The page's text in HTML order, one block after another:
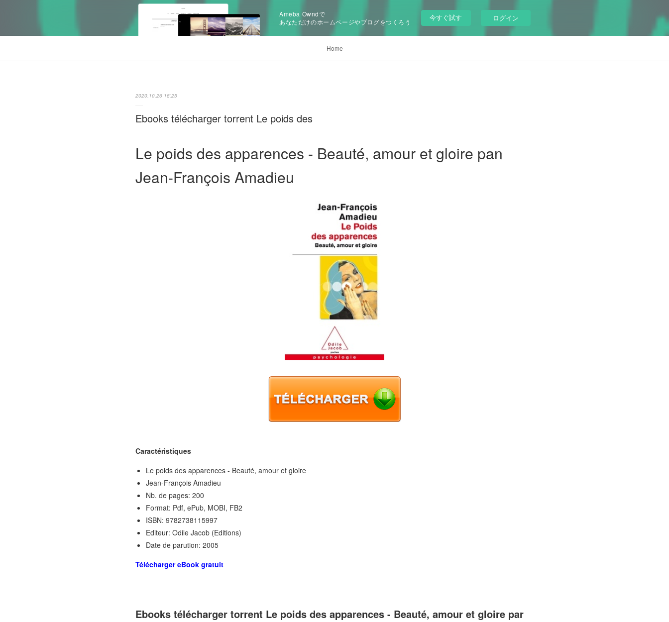
Ameba Owndで
あなただけのホームページやブログをつくろう
今すぐ試す ログイン
Home
2020.10.26 18:25
Ebooks télécharger torrent Le poids des
Le poids des apparences - Beauté, amour et gloire pan
Jean-François Amadieu
Caractéristiques
Le poids des apparences - Beauté, amour et gloire
Jean-François Amadieu
Nb. de pages: 200
Format: Pdf, ePub, MOBI, FB2
ISBN: 9782738115997
Editeur: Odile Jacob (Editions)
Date de parution: 2005
Télécharger eBook gratuit
Ebooks télécharger torrent Le poids des apparences - Beauté, amour et gloire par